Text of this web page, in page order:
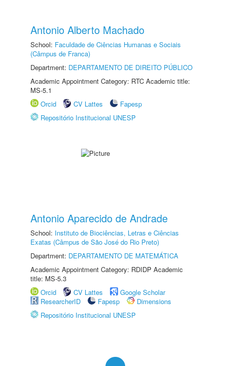
Antonio Alberto Machado
School: Faculdade de Ciências Humanas e Sociais
(Câmpus de Franca)
Department: DEPARTAMENTO DE DIREITO PÚBLICO
Academic Appointment Category: RTC Academic title:
MS-5.1
Orcid
CV Lattes
Fapesp
Repositório Institucional UNESP
Antonio Aparecido de Andrade
School: Instituto de Biociências, Letras e Ciências
Exatas (Câmpus de São José do Rio Preto)
Department: DEPARTAMENTO DE MATEMÁTICA
Academic Appointment Category: RDIDP Academic
title: MS-5.3
Orcid
CV Lattes
Google Scholar
ResearcherID
Fapesp
Dimensions
Repositório Institucional UNESP